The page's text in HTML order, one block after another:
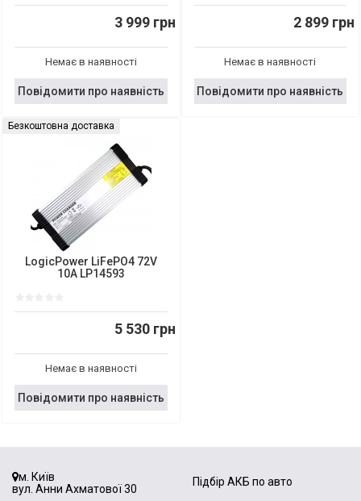
3 999 грн
Немає в наявності
Повідомити про наявність
2 899 грн
Немає в наявності
Повідомити про наявність
Безкоштовна доставка
LogicPower LiFePO4 72V
10A LP14593
5 530 грн
Немає в наявності
Повідомити про наявність
м. Київ
вул. Анни Ахматової 30
Підбір АКБ по авто